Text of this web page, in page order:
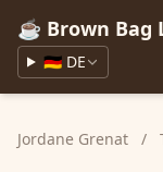
☕ Brown Bag
🇩🇪 DE
Jordane Grenat /